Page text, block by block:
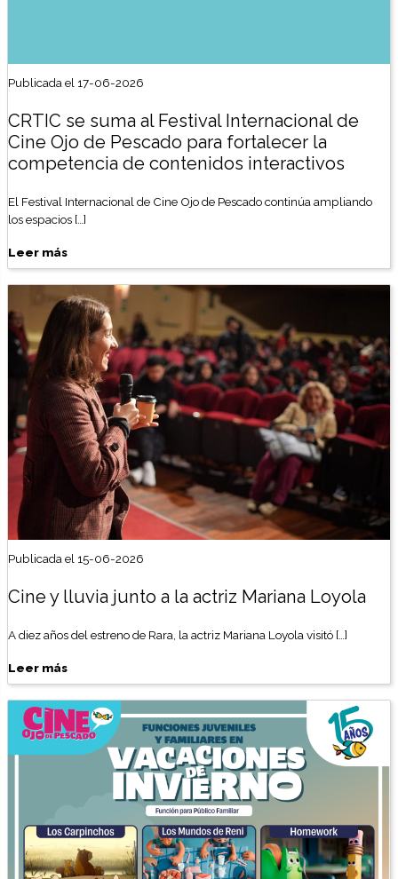
Publicada el 17-06-2026
CRTIC se suma al Festival Internacional de
Cine Ojo de Pescado para fortalecer la
competencia de contenidos interactivos
El Festival Internacional de Cine Ojo de Pescado continúa ampliando
los espacios […]
Leer más
Publicada el 15-06-2026
Cine y lluvia junto a la actriz Mariana Loyola
A diez años del estreno de Rara, la actriz Mariana Loyola visitó […]
Leer más